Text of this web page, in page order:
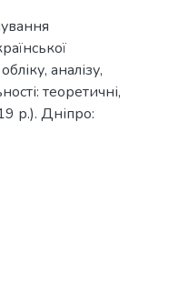
аналізу,
теоретичні,
р.). Дніпро: